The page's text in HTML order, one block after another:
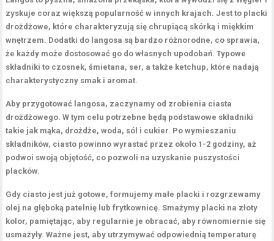
zyskuje coraz większą popularność w innych krajach. Jest to placki
drożdżowe, które charakteryzują się chrupiącą skórką i miękkim
wnętrzem. Dodatki do langosa są bardzo różnorodne, co sprawia,
że każdy może dostosować go do własnych upodobań. Typowe
składniki to czosnek,śmietana, ser, a także ketchup, które nadają
charakterystyczny smak i aromat.
Aby przygotować langosa, zaczynamy od zrobienia ciasta
drożdżowego. W tym celu potrzebne będą podstawowe składniki
takie jak mąka, drożdże, woda, sól i cukier. Po wymieszaniu
składników, ciasto powinno wyrastać przez około 1-2 godziny, aż
podwoi swoją objętość, co pozwoli na uzyskanie puszystości
placków.
Gdy ciasto jest już gotowe, formujemy małe placki i rozgrzewamy
olej na głęboką patelnię lub frytkownicę. Smażymy placki na złoty
kolor, pamiętając, aby regularnie je obracać, aby równomiernie się
usmażyły. Ważne jest, aby utrzymywać odpowiednią temperaturę